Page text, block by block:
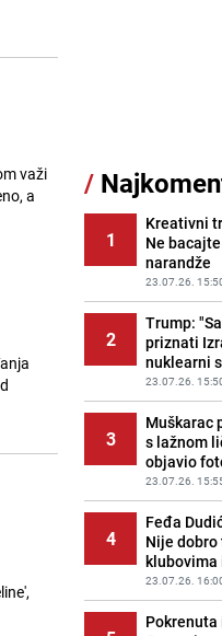
važi
a
11
naselju
dojavu,
PRIJE 2 DANA
Znate li
izlaska na
iznenadio
PRIJE 1 DAN |
Nastavak
oduzeo
Novog
PRIJE 1 DAN |
14
Pojavili su
brige, ovo
riješite
PRIJE 2 DANA
15
Kako
Koševo
Merlina
/
1
Kreativni
Ne
narandže
23.07.26.
2
Trump:
priznati
nuklearni
23.07.26.
3
Muškarac
s lažnom
objavio
23.07.26.
4
Feđa
Nije dobro
klubovima
23.07.26.